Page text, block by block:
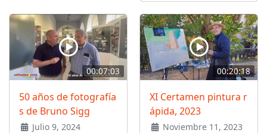
00:07:03
50 años de fotografía
s de Bruno Sigg
Julio 9, 2024
00:20:18
XI Certamen pintura r
ápida, 2023
Noviembre 11, 2023